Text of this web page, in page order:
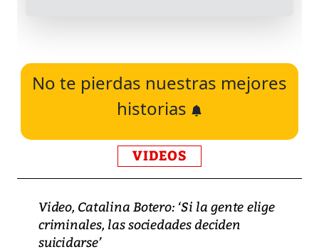
No te pierdas nuestras mejores
historias
VIDEOS
Video, Catalina Botero: ‘Si la gente elige
criminales, las sociedades deciden
suicidarse’